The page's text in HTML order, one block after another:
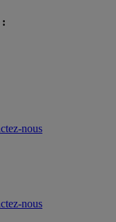
:
nous
nous